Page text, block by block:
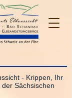
- Krippen, Ihr
Sächsischen